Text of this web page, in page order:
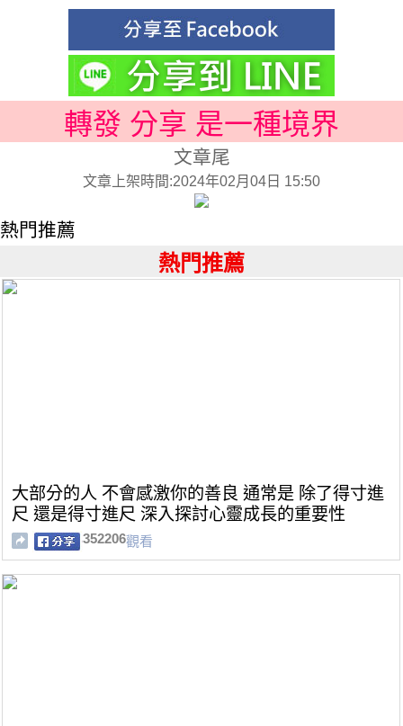
轉發 分享 是一種境界
文章尾
文章上架時間:2024年02月04日 15:50
熱門推薦
熱門推薦
大部分的人 不會感激你的善良 通常是 除了得寸進
尺 還是得寸進尺 深入探討心靈成長的重要性
352206觀看